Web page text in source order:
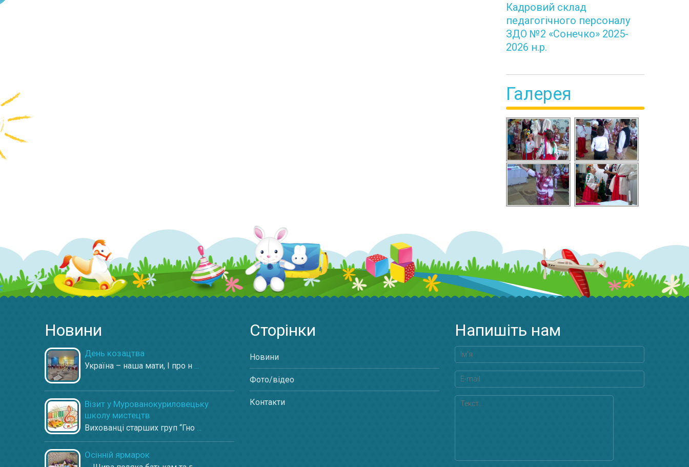
Кадровий склад
педагогічного персоналу
ЗДО №2 «Сонечко» 2025-
2026 н.р.
Галерея
Новини
День козацтва
Україна – наша мати, І про н ...
Візит у Мурованокуриловецьку
школу мистецтв
Вихованці старших груп “Гно ...
Осінній ярмарок
Сторінки
Новини
Фото/відео
Контакти
Напишіть нам